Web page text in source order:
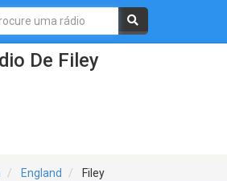
De Filey
England Filey